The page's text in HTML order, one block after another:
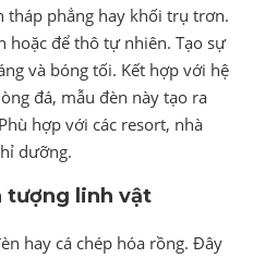
tháp phẳng hay khối trụ trơn.
để thô tự nhiên. Tạo sự
và bóng tối. Kết hợp với hệ
đá, mẫu đèn này tạo ra
hợp với các resort, nhà
dưỡng.
tượng linh vật
hay cá chép hóa rồng. Đây